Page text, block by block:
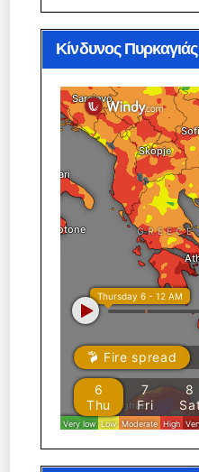
Κίνδυνος Πυρκαγιάς